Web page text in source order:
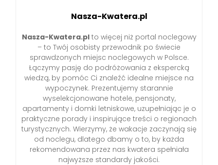
Nasza-Kwatera.pl
Nasza-Kwatera.plto więcej niż portal noclegowy
– to Twój osobisty przewodnik po świecie
sprawdzonych miejsc noclegowych w Polsce.
Łączymy pasję do podróżowania z ekspercką
wiedzą, by pomóc Ci znaleźć idealne miejsce na
wypoczynek. Prezentujemy starannie
wyselekcjonowane hotele, pensjonaty,
apartamenty i domki letniskowe, uzupełniając je o
praktyczne porady i inspirujące treści o regionach
turystycznych. Wierzymy, że wakacje zaczynają się
od noclegu, dlatego dbamy o to, by każda
rekomendowana przez nas kwatera spełniała
najwyższe standardy jakości.